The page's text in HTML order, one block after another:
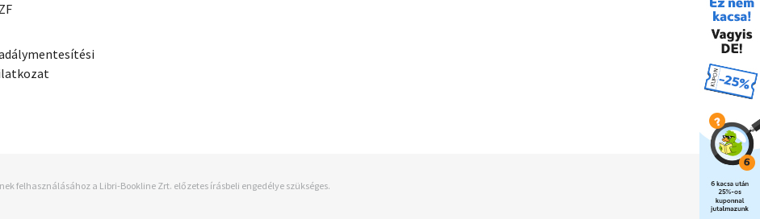
felhasználásához a Libri-Bookline Zrt. előzetes írásbeli engedélye szükséges.